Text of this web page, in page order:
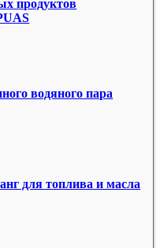
продуктов
водяного пара
для топлива и масла